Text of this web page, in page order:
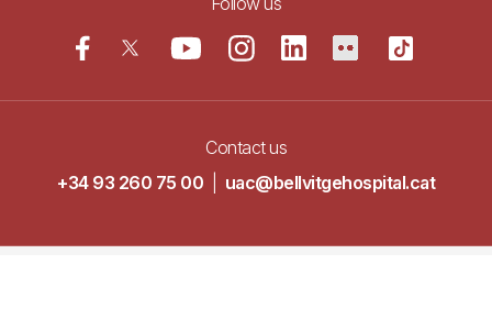
Contact us
+34 93 260 75 00
uac@bellvitgehospital.cat